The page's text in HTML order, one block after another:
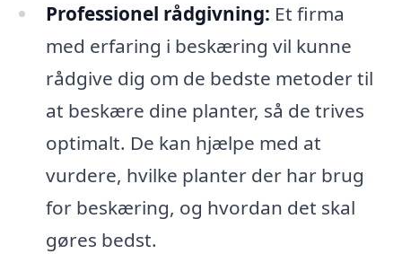
Professionel rådgivning: Et firma
med erfaring i beskæring vil kunne
rådgive dig om de bedste metoder til
at beskære dine planter, så de trives
optimalt. De kan hjælpe med at
vurdere, hvilke planter der har brug
for beskæring, og hvordan det skal
gøres bedst.